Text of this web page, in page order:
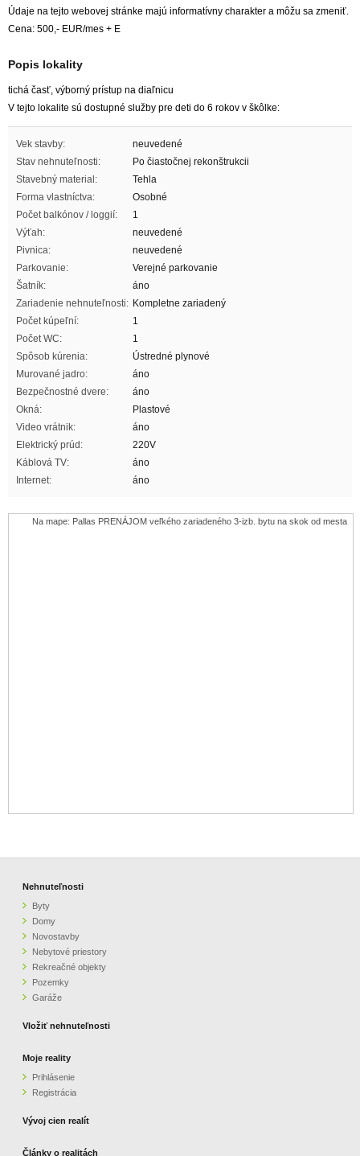
Údaje na tejto webovej stránke majú informatívny charakter a môžu sa zmeniť.
Cena: 500,- EUR/mes + E
Popis lokality
tichá časť, výborný prístup na diaľnicu
V tejto lokalite sú dostupné služby pre deti do 6 rokov v škôlke:
Vek stavby:
neuvedené
Stav nehnuteľnosti:
Po čiastočnej rekonštrukcii
Stavebný material:
Tehla
Forma vlastníctva:
Osobné
Počet balkónov / loggií:
1
Výťah:
neuvedené
Pivnica:
neuvedené
Parkovanie:
Verejné parkovanie
Šatník:
áno
Zariadenie nehnuteľnosti: Kompletne zariadený
Počet kúpeľní:
1
Počet WC:
1
Spôsob kúrenia:
Ústredné plynové
Murované jadro:
áno
Bezpečnostné dvere:
áno
Okná:
Plastové
Video vrátnik:
áno
Elektrický prúd:
220V
Káblová TV:
áno
Internet:
áno
Na mape: Pallas PRENÁJOM veľkého zariadeného 3-izb. bytu na skok od mesta
Nehnuteľnosti
Byty
Domy
Novostavby
Nebytové priestory
Rekreačné objekty
Pozemky
Garáže
Vložiť nehnuteľnosti
Moje reality
Prihlásenie
Registrácia
Vývoj cien realít
Články o realitách